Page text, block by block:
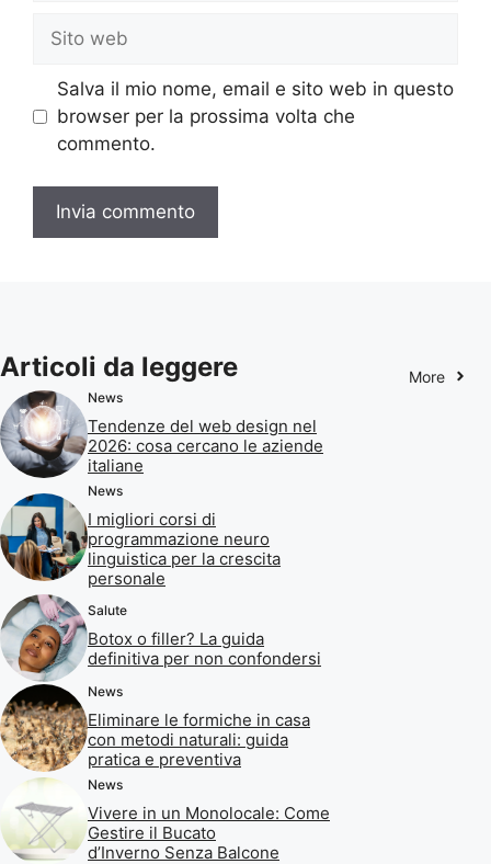
Sito
web
Salva il mio nome, email e sito web in questo
browser per la prossima volta che
commento.
Articoli da leggere More
News
Tendenze del web design nel
2026: cosa cercano le aziende
italiane
News
I migliori corsi di
programmazione neuro
linguistica per la crescita
personale
Salute
Botox o filler? La guida
definitiva per non confondersi
News
Eliminare le formiche in casa
con metodi naturali: guida
pratica e preventiva
News
Vivere in un Monolocale: Come
Gestire il Bucato
d’Inverno Senza Balcone